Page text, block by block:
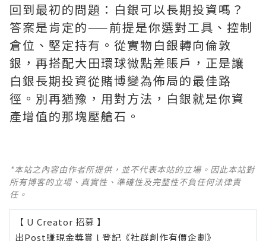
回到最初的問題：白銀可以長期投資嗎？
答案是肯定的——前提是你選對工具、控制
倉位、堅定持有。從實物白銀轉向倫敦
銀，再搭配大田環球微點差賬戶，正是讓
白銀長期投資從賭博變為佈局的最佳路
徑。別再猶豫，用對方法，白銀就是你資
產增值的那塊壓艙石。
*本站之內容由作者所提供，並不代表本站的立場。因此本站對
所有博客的立場、真實性、準確性及完整性不負任何法律責
任。
【 U Creator 招募 】
出Post賺現金獎賞 l 登記《社群創作有價企劃》